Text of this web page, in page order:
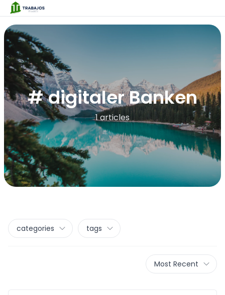
# digitaler Banken
1 articles
categories tags
Most Recent